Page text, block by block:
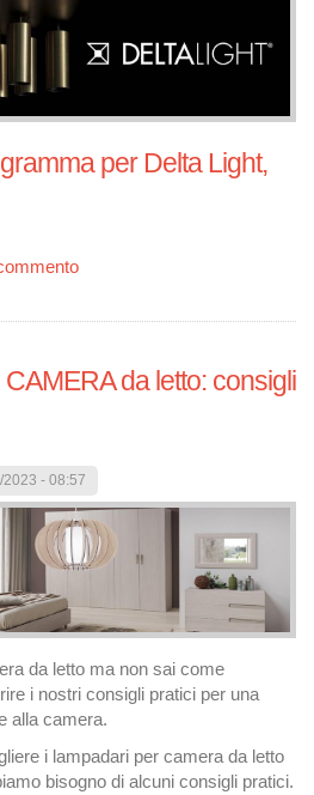
per Delta Light,
la sua nuova collezione alla
da letto: consigli
- 08:57
da letto ma non sai come
i nostri consigli pratici per una
alla camera.
i lampadari per camera da letto
bisogno di alcuni consigli pratici.